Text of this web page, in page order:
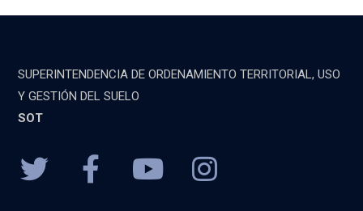
SUPERINTENDENCIA DE ORDENAMIENTO TERRITORIAL, USO
Y GESTIÓN DEL SUELO
SOT